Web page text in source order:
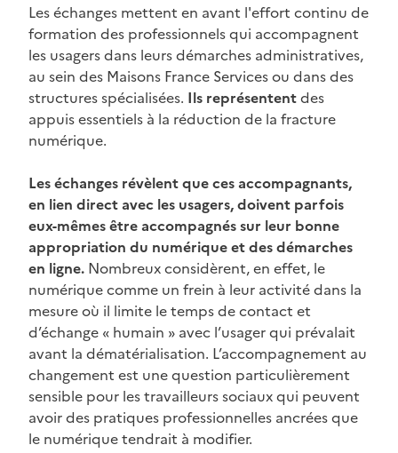
Les échanges mettent en avant l'effort continu de
formation des professionnels qui accompagnent
les usagers dans leurs démarches administratives,
au sein des Maisons France Services ou dans des
structures spécialisées. Ils représententdes
appuis essentiels à la réduction de la fracture
numérique.
Les échanges révèlent que ces accompagnants,
en lien direct avec les usagers, doivent parfois
eux-mêmes être accompagnés sur leur bonne
appropriation du numérique et des démarches
en ligne. Nombreux considèrent, en effet, le
numérique comme un frein à leur activité dans la
mesure où il limite le temps de contact et
d’échange « humain » avec l’usager qui prévalait
avant la dématérialisation. L’accompagnement au
changement est une question particulièrement
sensible pour les travailleurs sociaux qui peuvent
avoir des pratiques professionnelles ancrées que
le numérique tendrait à modifier.